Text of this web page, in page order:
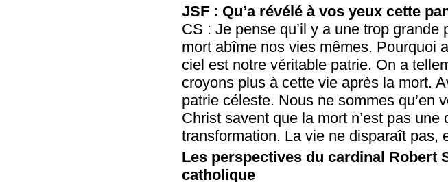
JSF : Qu’a révélé à vos yeux cette
CS : Je pense qu’il y a une trop
mort abîme nos vies mêmes. Pourquoi
ciel est notre véritable patrie. On a
croyons plus à cette vie après la mort.
patrie céleste. Nous ne sommes qu’en
Christ savent que la mort n’est pas une
transformation. La vie ne disparaît pas,
Les perspectives du cardinal Robert
catholique